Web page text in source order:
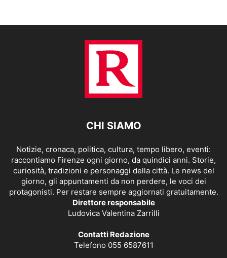
CHI SIAMO
Notizie, cronaca, politica, cultura, tempo libero, eventi:
raccontiamo Firenze ogni giorno, da quindici anni. Storie,
curiosità, tradizioni e personaggi della città. Le news del
giorno, gli appuntamenti da non perdere, le voci dei
protagonisti. Per restare sempre aggiornati gratuitamente.
Direttore responsabile
Ludovica Valentina Zarrilli
Contatti Redazione
Telefono 055 6587611